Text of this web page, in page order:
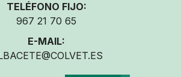
TELÉFONO FIJO:
967 21 70 65
E-MAIL: